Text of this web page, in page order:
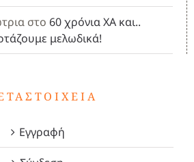
στο 60 χρόνια ΧΑ και..
μελωδικά!
Εγγραφή